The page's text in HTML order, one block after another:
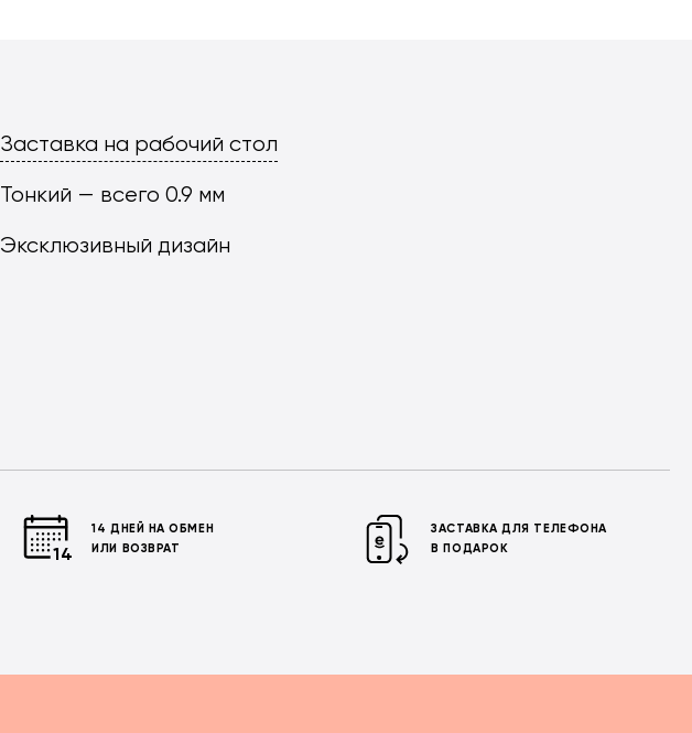
Заставка на рабочий стол
Тонкий — всего 0.9 мм
Эксклюзивный дизайн
14 ДНЕЙ НА ОБМЕН
ИЛИ ВОЗВРАТ
ЗАСТАВКА ДЛЯ ТЕЛЕФОНА
В ПОДАРОК